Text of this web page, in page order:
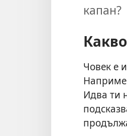
капан?
Човек е
Идва ти